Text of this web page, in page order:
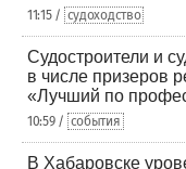
11:15 / судоходство
Судостроители и
в числе призеров
«Лучший по
10:59 / события
В Хабаровске